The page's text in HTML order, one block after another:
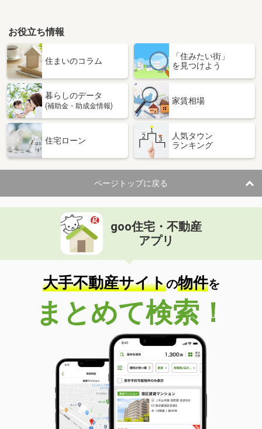
お役立ち情報
住まいのコラム
「住みたい街」
を見つけよう
暮らしのデータ
(補助金・助成金情報)
家賃相場
住宅ローン
人気タウン
ランキング
ページトップに戻る
goo住宅・不動産
アプリ
大手不動産サイトの物件を
まとめて検索！